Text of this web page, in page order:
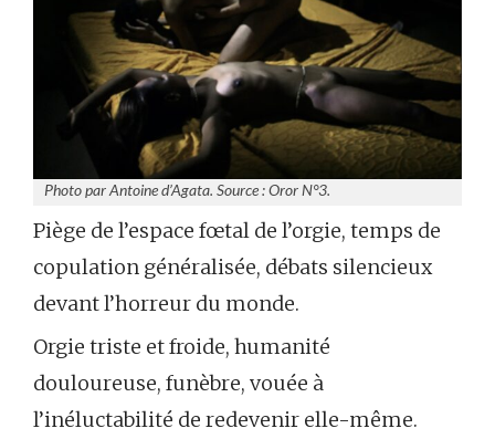
Photo par Antoine d’Agata. Source : Oror N°3.
Piège de l’espace fœtal de l’orgie, temps de
copulation généralisée, débats silencieux
devant l’horreur du monde.
Orgie triste et froide, humanité
douloureuse, funèbre, vouée à
l’inéluctabilité de redevenir elle-même.